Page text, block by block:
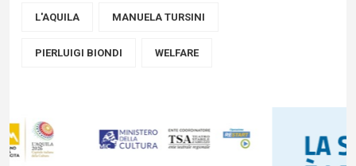
L'AQUILA MANUELA TURSINI
PIERLUIGI BIONDI WELFARE